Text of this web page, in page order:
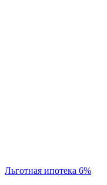
Льготная ипотека 6%